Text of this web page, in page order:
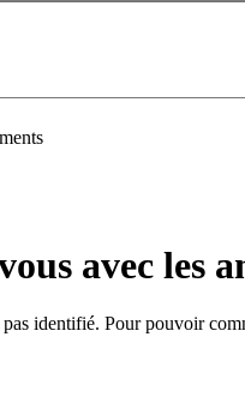
avec les
identifié. Pour pouvoir